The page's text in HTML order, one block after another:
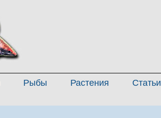
Рыбы Растения Статьи